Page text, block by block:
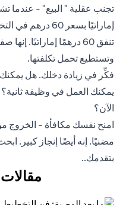
تنفق 60 درهمًا إماراتيًا.
وتستطيع تحمل تكلفتها.
فكِّر في زيادة دخلك. هل
يمكنك العمل في وظيفة
الآن؟
امنح نفسك مكافأة - الخروج
مضنيًا. إنه أيضًا إنجاز كبير.
بتقدمك..